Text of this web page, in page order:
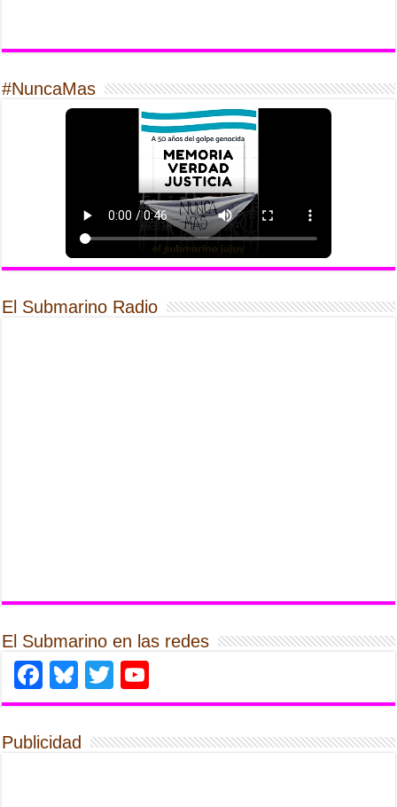
#NuncaMas
El Submarino Radio
El Submarino en las redes
Facebook
Bluesky
Twitter
Publicidad